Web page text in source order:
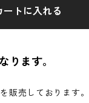
ートに入れる
ります。
販売しております。